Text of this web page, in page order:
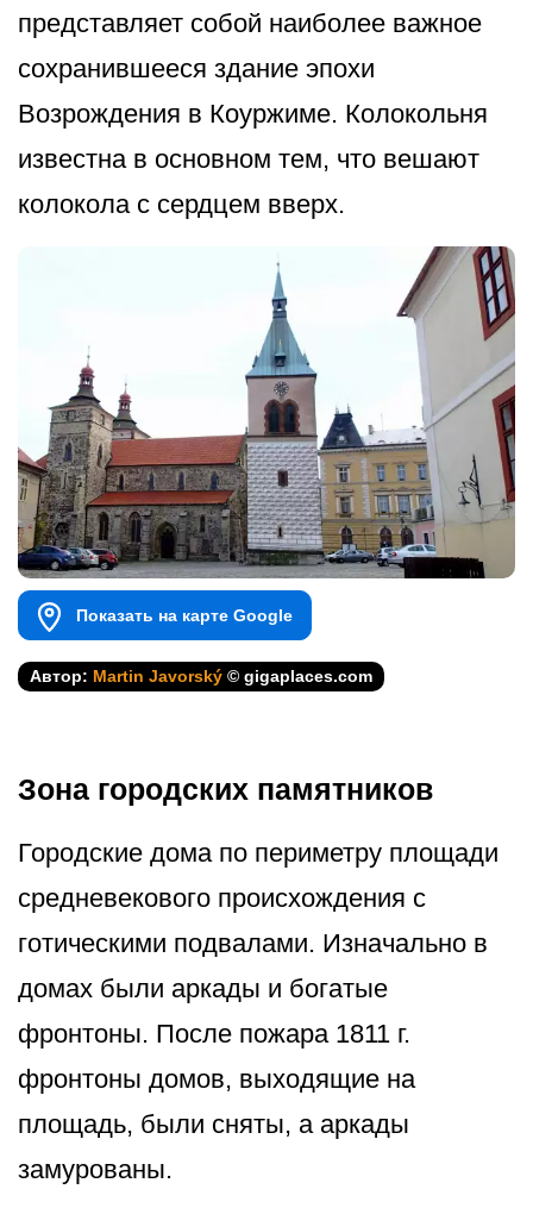
представляет собой наиболее важное
сохранившееся здание эпохи
Возрождения в Коуржиме. Колокольня
известна в основном тем, что вешают
колокола с сердцем вверх.
Показать на карте Google
Автор: Martin Javorský © gigaplaces.com
Зона городских памятников
Городские дома по периметру площади
средневекового происхождения с
готическими подвалами. Изначально в
домах были аркады и богатые
фронтоны. После пожара 1811 г.
фронтоны домов, выходящие на
площадь, были сняты, а аркады
замурованы.